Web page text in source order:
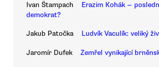
Ivan Štampach
Erazim Kohák —
demokrat?
Jakub Patočka Ludvík Vaculík: veliký
Jaromír Dufek Zemřel vynikající